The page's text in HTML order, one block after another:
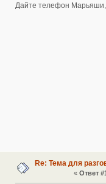
Дайте телефон Марьяши,
Re: Тема для
« Ответ